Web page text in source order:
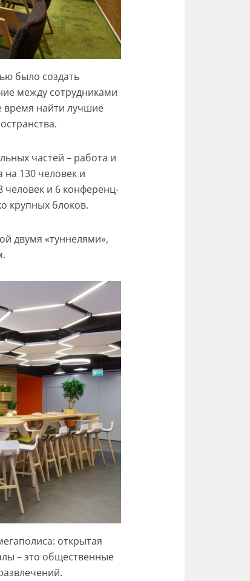
было создать
между сотрудниками
время найти лучшие
частей – работа и
на 130 человек и
человек и 6 конференц-
крупных блоков.
двумя «туннелями»,
открытая
– это общественные